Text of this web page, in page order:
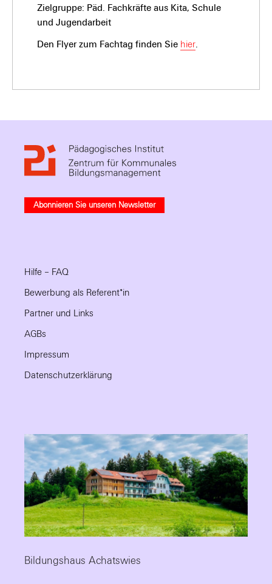
Zielgruppe: Päd. Fachkräfte aus Kita, Schule
und Jugendarbeit
Den Flyer zum Fachtag finden Sie hier.
Abonnieren Sie unseren Newsletter
Hilfe – FAQ
Bewerbung als Referent*in
Partner und Links
AGBs
Impressum
Datenschutzerklärung
Bildungshaus Achatswies